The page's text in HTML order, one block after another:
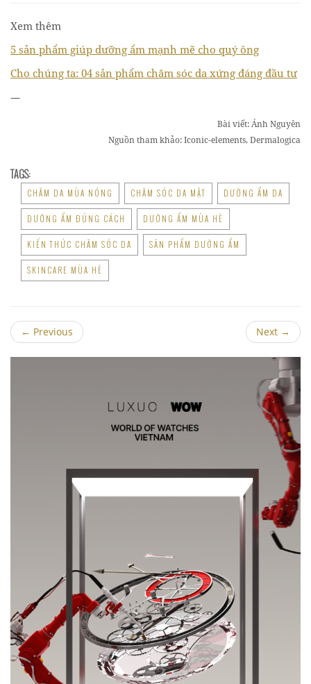
Xem thêm
5 sản phẩm giúp dưỡng ẩm mạnh mẽ cho quý ông
Cho chúng ta: 04 sản phẩm chăm sóc da xứng đáng đầu tư
—
Bài viết: Ánh Nguyên
Nguồn tham khảo: Iconic-elements, Dermalogica
TAGS:
CHĂM DA MÙA NÓNG CHĂM SÓC DA MẶT DƯỠNG ẨM DA
DƯỠNG ẨM ĐÚNG CÁCH DƯỠNG ẨM MÙA HÈ
KIẾN THỨC CHĂM SÓC DA SẢN PHẨM DƯỠNG ẨM
SKINCARE MÙA HÈ
← Previous Next →